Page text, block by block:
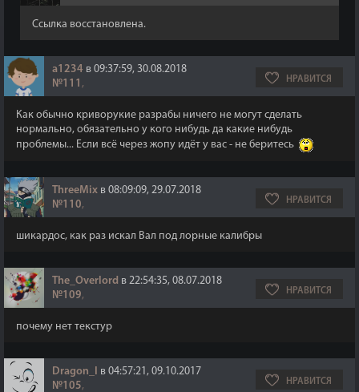
Ссылка восстановлена.
a1234 в 09:37:59, 30.08.2018
№111 , НРАВИТСЯ
Как обычно криворукие разрабы ничего не могут сделать
нормально, обязательно у кого нибудь да какие нибудь
проблемы... Если всё через жопу идёт у вас - не беритесь
ThreeMix в 08:09:09, 29.07.2018
№110, НРАВИТСЯ
шикардос, как раз искал Вал под лорные калибры
The_Overlord в 22:54:35, 08.07.2018
№109, НРАВИТСЯ
почему нет текстур
Dragon_I в 04:57:21, 09.10.2017
№105, НРАВИТСЯ